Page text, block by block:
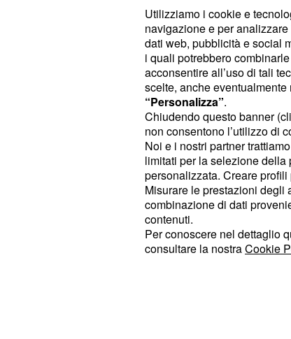
Repettoche, dopo un avvio
tremendo uno-due firmato da
messicano al 15', il lungo
talentuso esterno destro trova
dell'Independiente, Sosa
Azconacon un preciso
l'azione è quasi una
trequarti, pesca Sosa sulla
vertice dell'area scaglia un
Utilizziamo i cookie e
navigazione e per
dati web, pubblicità e social
i quali potrebbero
acconsentire all’uso di tali
scelte, anche
“Personalizza”.
Chiudendo questo banner
non consentono l’utilizzo di
Noi e i nostri partner
limitati per la selezione
personalizzata. Creare
Misurare le prestazioni degli
combinazione di dati
contenuti.
Per conoscere nel dettaglio
consultare la nostraCookie